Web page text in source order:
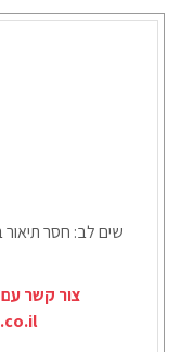
שים לב: חסר
צור קשר